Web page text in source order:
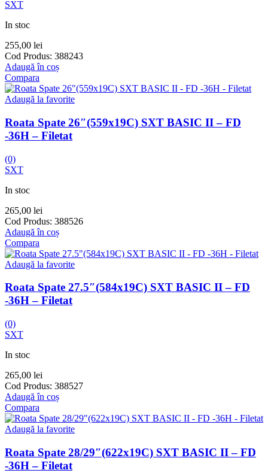
SXT
In stoc
255,00 lei
Cod Produs: 388243
Adaugă în coș
Compara
Adaugă la favorite
Roata Spate 26″(559x19C) SXT BASIC II – FD
-36H – Filetat
(0)
SXT
In stoc
265,00 lei
Cod Produs: 388526
Adaugă în coș
Compara
Adaugă la favorite
Roata Spate 27.5″(584x19C) SXT BASIC II – FD
-36H – Filetat
(0)
SXT
In stoc
265,00 lei
Cod Produs: 388527
Adaugă în coș
Compara
Adaugă la favorite
Roata Spate 28/29″(622x19C) SXT BASIC II – FD
-36H – Filetat